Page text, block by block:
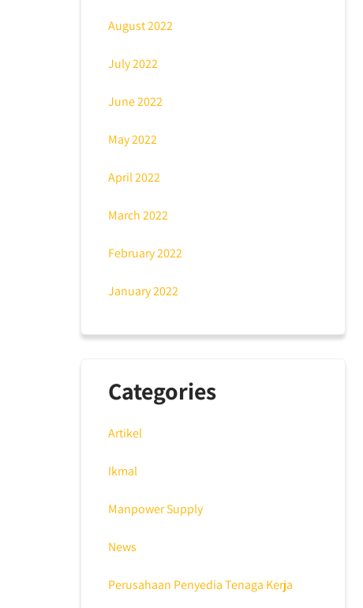
August 2022
July 2022
June 2022
May 2022
April 2022
March 2022
February 2022
January 2022
Categories
Artikel
Ikmal
Manpower Supply
News
Perusahaan Penyedia Tenaga Kerja